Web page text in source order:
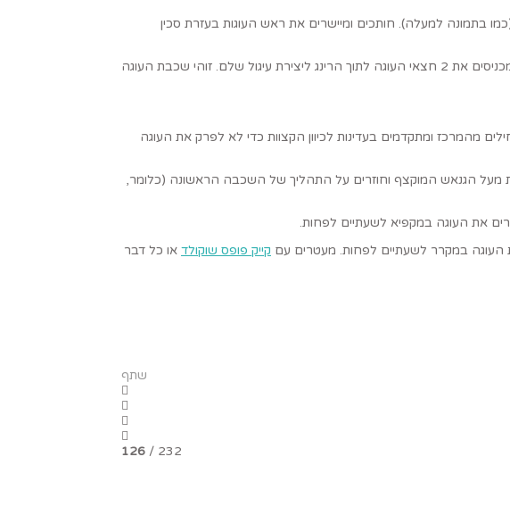
2 עיגולים שלמים מהעוגה בקצוות. קורצים עוד 2 חצאי עוגה ממה שנשאר (כמו בתמונה למעלה). חותכים ומיישרים את ראש העוגות בעזרת סכין
מנקים את הרינג העגול ומניחים אותו על מגש אפייה מרופד בנייר אפייה (או צלחת הגשה). מצמידים שקף אחד מסביב לרינג מבפנים. מכניסים את 2 חצאי העוגה לתוך הרינג ליצירת עיגול שלם. זוהי שכבת העוגה
ומתקדמים בעדינות לכיוון הקצוות כדי לא לפרק את העוגה
שקף בגובה 13-15 ס”מ מסביב לעוגה. מניחים עוגה נוספת מעל הגנאש המוקצף וחוזרים על התהליך של השכבה הראשונה (כלומר,
את העוגה במקפיא לשעתיים לפחות.
במקרר לשעתיים לפחות. מעטרים עם קייק פופס שוקולד או כל דבר
שתף
126 / 232